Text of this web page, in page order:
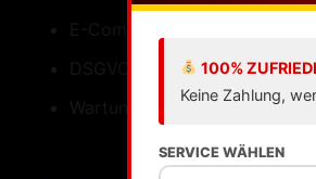
100%
Keine Zahlung,
SERVICE WÄHLEN
DSGVO-konforme Umsetzung
Wartung Updates Backups